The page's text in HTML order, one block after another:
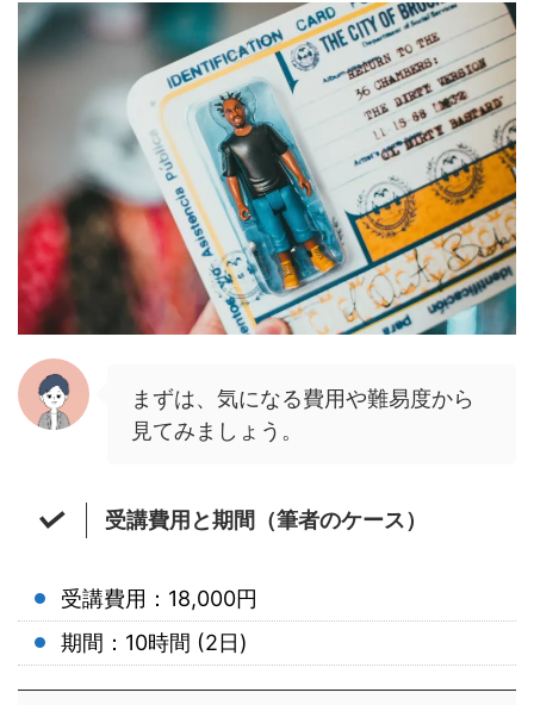
まずは、気になる費用や難易度から
見てみましょう。
受講費用と期間（筆者のケース）
受講費用：18,000円
期間：10時間 (2日)